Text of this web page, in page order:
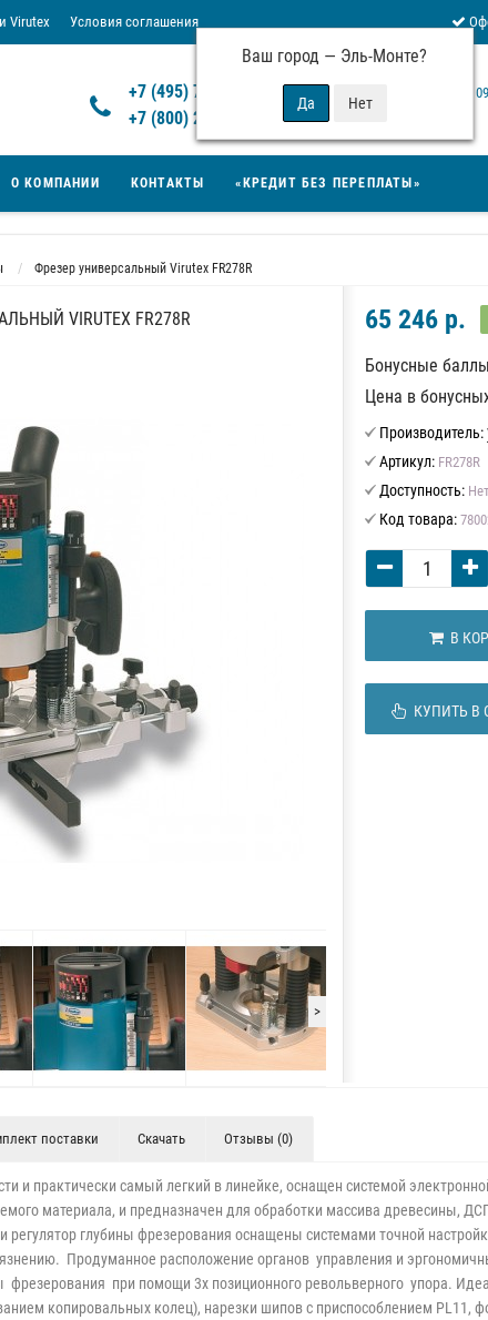
Условия соглашения
Virutex
Условия возврата товара
Ваш город — Эль-Монте?
+7 (495) 777-14-94
+7 (800) 200-15-94
Будни:
О КОМПАНИИ КОНТАКТЫ «КРЕДИТ БЕЗ ПЕРЕПЛАТЫ»
Фрезер универсальный Virutex FR278R
VIRUTEX FR278R
>
65 246 р.
Бонусные
Цена в
Производитель:
Артикул: FR278R
Доступность:
Код товара:
В
КУПИТЬ В
поставки Скачать Отзывы (0)
и практически самый легкий в линейке, оснащен системой
материала, и предназначен для обработки массива древесины,
регулятор глубины фрезерования оснащены системами точной
Продуманное расположение органов управления и
фрезерования при помощи 3х позиционного револьверного упора.
копировальных колец), нарезки шипов с приспособлением PL11,